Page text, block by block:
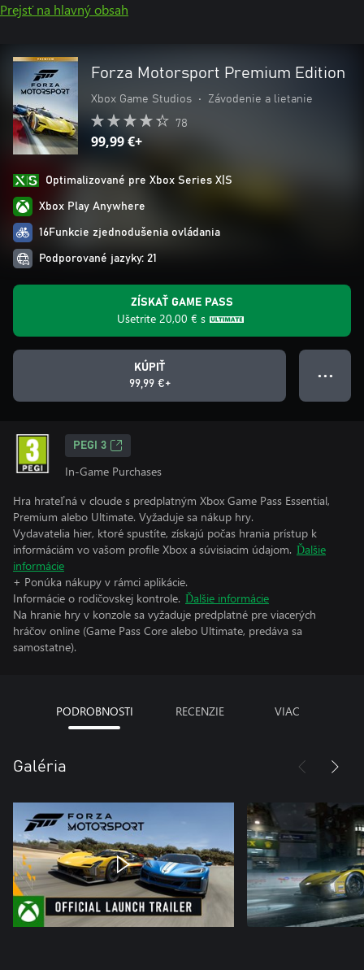
Prejsť na hlavný obsah
Forza Motorsport Premium Edition
Xbox Game Studios • Závodenie a lietanie
78
99,99 €+
Optimalizované pre Xbox Series X|S
Xbox Play Anywhere
16Funkcie zjednodušenia ovládania
Podporované jazyky: 21
ZÍSKAŤ GAME PASS
Ušetrite 20,00 € s
KÚPIŤ
99,99 €+
● ● ●
PEGI 3
In-Game Purchases
Hra hrateľná v cloude s predplatným Xbox Game Pass Essential,
Premium alebo Ultimate. Vyžaduje sa nákup hry.
Vydavatelia hier, ktoré spustíte, získajú počas hrania prístup k
informáciám vo vašom profile Xbox a súvisiacim údajom. Ďalšie
informácie
+ Ponúka nákupy v rámci aplikácie.
Informácie o rodičovskej kontrole. Ďalšie informácie
Na hranie hry v konzole sa vyžaduje predplatné pre viacerých
hráčov online (Game Pass Core alebo Ultimate, predáva sa
samostatne).
PODROBNOSTI RECENZIE VIAC
Galéria